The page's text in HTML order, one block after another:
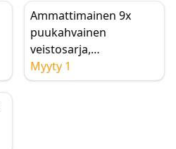
teräksestä valmistetut
vaihtoterät
puunveistoaskarteluvei
tsiin.
Ammattimainen 9x
puukahvainen
veistosarja,
puutalttasarja,
puunveistäjän työkalut
Myyty 1